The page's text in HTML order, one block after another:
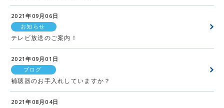
2021年09月06日
お知らせ
テレビ放送のご案内！
2021年09月01日
ブログ
補聴器のお手入れしていますか？
2021年08月04日